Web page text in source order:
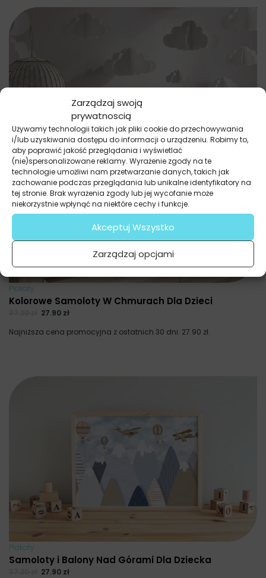
Zarządzaj swoją
prywatnoscią
Używamy technologii takich jak pliki cookie do przechowywania
i/lub uzyskiwania dostępu do informacji o urządzeniu. Robimy to,
aby poprawić jakość przeglądania i wyświetlać
(nie)spersonalizowane reklamy. Wyrażenie zgody na te
technologie umożliwi nam przetwarzanie danych, takich jak
zachowanie podczas przeglądania lub unikalne identyfikatory na
tej stronie. Brak wyrażenia zgody lub jej wycofanie może
niekorzystnie wpłynąć na niektóre cechy i funkcje.
Akceptuj Wszystko
Zarządzaj opcjami
Plakaty
Kolorowe Samoloty W Chmurach Dla Dzieci
27.90 zł
Najniższa cena promocyjna z ostatnich 30 dni: 27.90 zł.
Plakaty
Samoloty i Balony Nad Górami Dla Dziecka
27.90 zł